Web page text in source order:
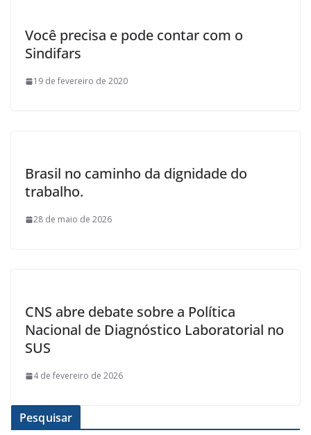
Você precisa e pode contar com o
Sindifars
19 de fevereiro de 2020
Brasil no caminho da dignidade do
trabalho.
28 de maio de 2026
CNS abre debate sobre a Política
Nacional de Diagnóstico Laboratorial no
SUS
4 de fevereiro de 2026
Pesquisar